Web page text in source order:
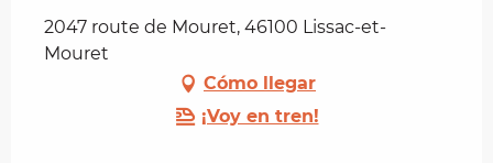
2047 route de Mouret, 46100 Lissac-et-
Mouret
Cómo llegar
¡Voy en tren!